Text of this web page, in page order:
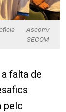
Ascom/
SECOM
falta de
pelo